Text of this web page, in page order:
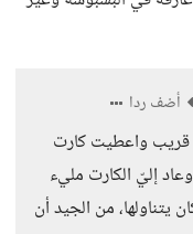
أضف ردا
واعطيت كارت
إليّ الكارت مليء
يتناولها، من الجيد أن